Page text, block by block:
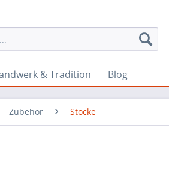
& Tradition Blog
Zubehör Stöcke